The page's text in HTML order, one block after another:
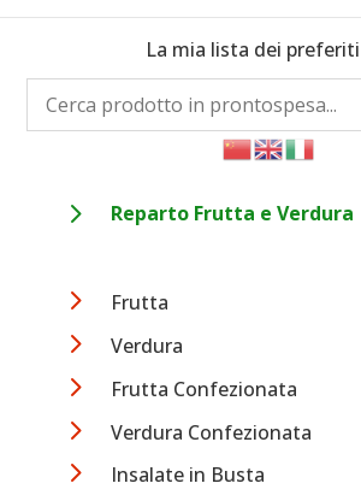
La mia lista dei preferiti
5 Reparto Frutta e Verdura
5 Frutta
5 Verdura
5 Frutta Confezionata
5 Verdura Confezionata
5 Insalate in Busta